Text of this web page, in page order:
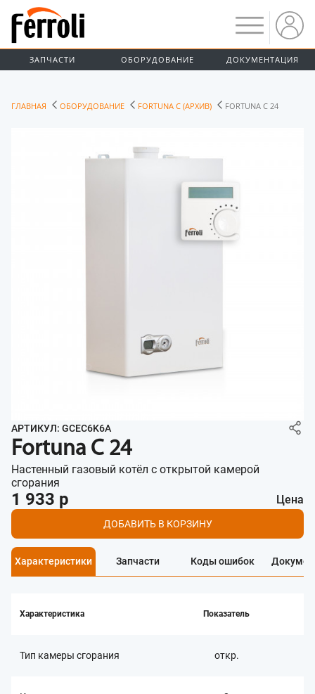
ЗАПЧАСТИ ОБОРУДОВАНИЕ ДОКУМЕНТАЦИЯ
ГЛАВНАЯ ОБОРУДОВАНИЕ FORTUNA C (АРХИВ) FORTUNA C 24
АРТИКУЛ: GCEC6K6A
Fortuna C 24
Настенный газовый котёл с открытой камерой
сгорания
1 933 р Цена
ДОБАВИТЬ В КОРЗИНУ
Характеристики Запчасти Коды ошибок
Характеристика Показатель
Тип камеры сгорания откр.